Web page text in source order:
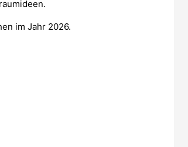
im Jahr 2026.